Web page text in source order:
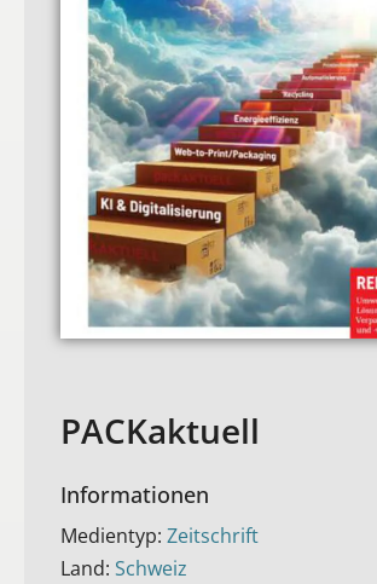
PACKaktuell
Informationen
Medientyp: Zeitschrift
Land: Schweiz